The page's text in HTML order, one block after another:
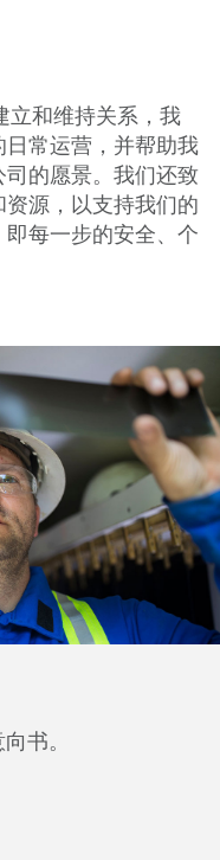
立和维持关系，我
常运营，并帮助我
的愿景。我们还致
源，以支持我们的
每一步的安全、个
书。